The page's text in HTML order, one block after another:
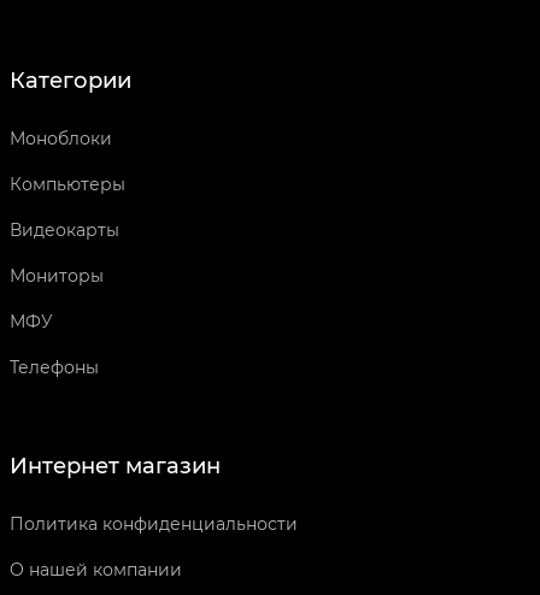
Категории
Моноблоки
Компьютеры
Видеокарты
Мониторы
МФУ
Телефоны
Интернет магазин
Политика конфиденциальности
О нашей компании